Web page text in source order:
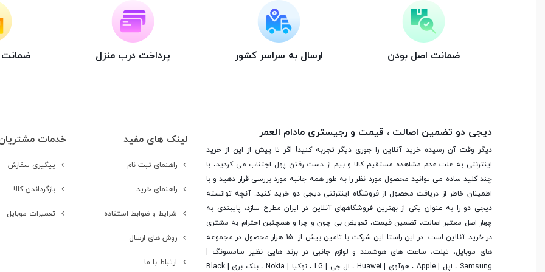
ضمانت اصل بودن ارسال به سراسر کشور پرداخت درب منزل ضمانت
دیجی دو تضمین اصالت ، قیمت و رجیستری مادام العمر
دیگر وقت آن رسیده خرید آنلاین را جوری دیگر تجربه کنید! اگر تا پیش از این از خرید
اینترنتی به علت عدم مشاهده مستقیم کالا و بیم از دست رفتن پول اجتناب می کردید، با
چند کلید ساده می توانید محصول مورد نظر را به طور همه جانبه مورد بررسی قرار دهید و با
اطمینان خاطر از دریافت محصول از فروشگاه اینترنتی دیجی دو خرید کنید. آنچه توانسته
دیجی دو را به عنوان یکی از بهترین فروشگاه­های آنلاین در ایران مطرح سازد، پایبندی به
چهار اصل معتبر اصالت، تضمین قیمت، تعویض بی چون و چرا و همچنین احترام به مشتری
در خرید آنلاین است. در این راستا این شرکت با تامین بیش از 15 هزار محصول در مجموعه
های موبایل، تبلت، ساعت های هوشمند و لوازم جانبی در برند هایی نظیر سامسونگ |
Samsung ، اپل | Apple ، هوآوی | Huawei ، ال جی | LG ، نوکیا | Nokia ، بلک بری | Black
لینک های مفید
راهنمای ثبت نام
راهنمای خرید
شرایط و ضوابط استفاده
روش های ارسال
ارتباط با ما
خدمات
پیگیری سفارش
بازگرداندن کالا
تعمیرات موبایل